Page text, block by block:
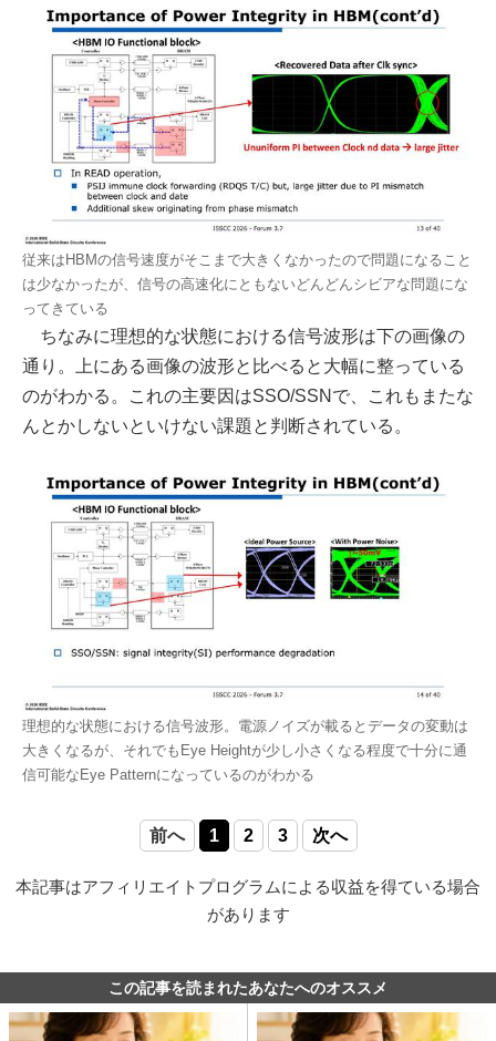
従来はHBMの信号速度がそこまで大きくなかったので問題になること
は少なかったが、信号の高速化にともないどんどんシビアな問題にな
ってきている
ちなみに理想的な状態における信号波形は下の画像の
通り。上にある画像の波形と比べると大幅に整っている
のがわかる。これの主要因はSSO/SSNで、これもまたな
んとかしないといけない課題と判断されている。
理想的な状態における信号波形。電源ノイズが載るとデータの変動は
大きくなるが、それでもEye Heightが少し小さくなる程度で十分に通
信可能なEye Patternになっているのがわかる
前へ 1 2 3 次へ
本記事はアフィリエイトプログラムによる収益を得ている場合
があります
この記事を読まれたあなたへのオススメ